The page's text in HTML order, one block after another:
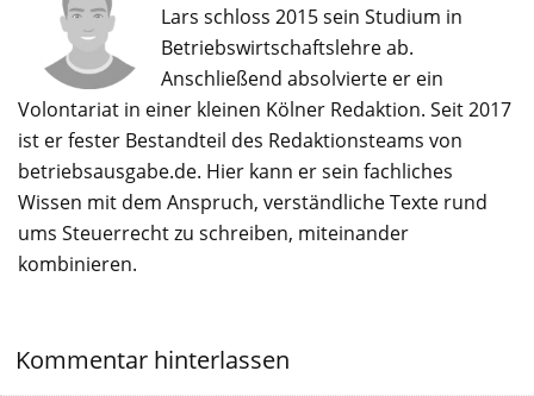
Lars schloss 2015 sein Studium in
Betriebswirtschaftslehre ab.
Anschließend absolvierte er ein
Volontariat in einer kleinen Kölner Redaktion. Seit 2017
ist er fester Bestandteil des Redaktionsteams von
betriebsausgabe.de. Hier kann er sein fachliches
Wissen mit dem Anspruch, verständliche Texte rund
ums Steuerrecht zu schreiben, miteinander
kombinieren.
Kommentar hinterlassen